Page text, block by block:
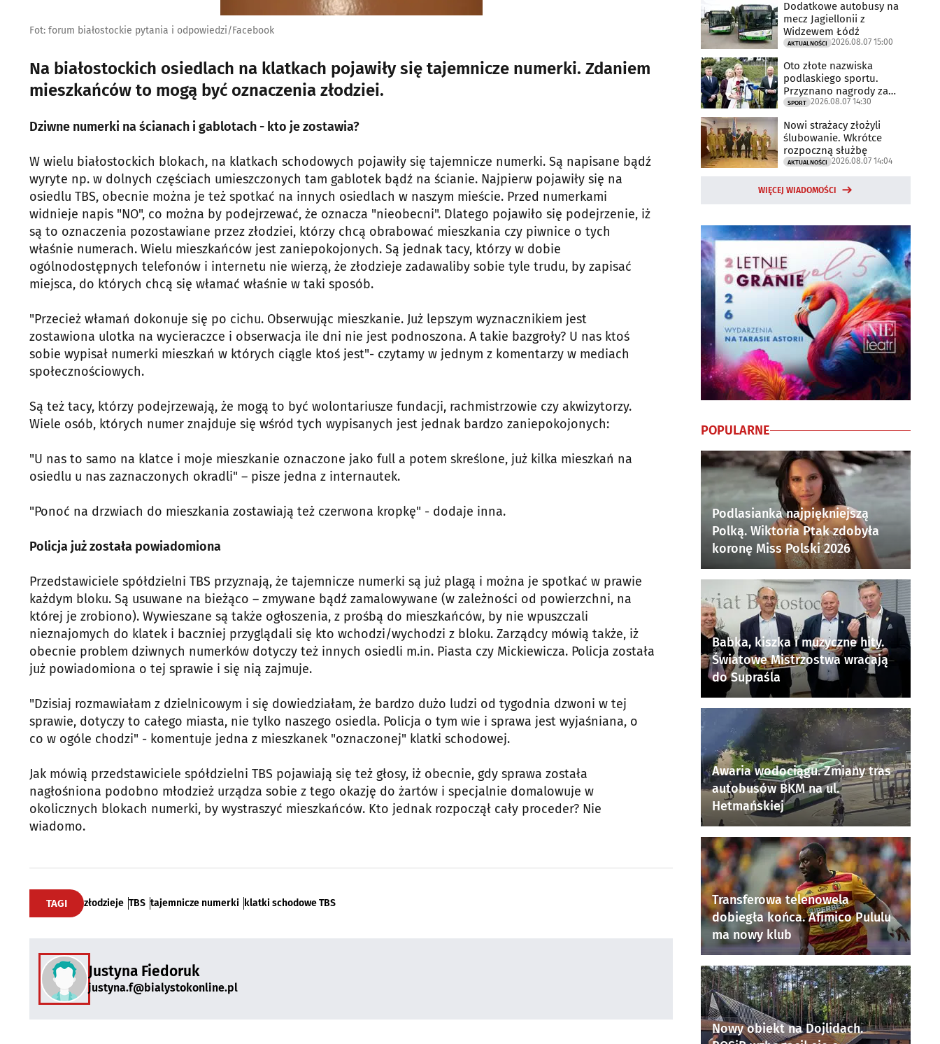
Fot: forum białostockie pytania i odpowiedzi/Facebook
Na białostockich osiedlach na klatkach pojawiły się tajemnicze numerki. Zdaniem
mieszkańców to mogą być oznaczenia złodziei.
Dziwne numerki na ścianach i gablotach - kto je zostawia?
W wielu białostockich blokach, na klatkach schodowych pojawiły się tajemnicze numerki. Są napisane bądź
wyryte np. w dolnych częściach umieszczonych tam gablotek bądź na ścianie. Najpierw pojawiły się na
osiedlu TBS, obecnie można je też spotkać na innych osiedlach w naszym mieście. Przed numerkami
widnieje napis "NO", co można by podejrzewać, że oznacza "nieobecni". Dlatego pojawiło się podejrzenie, iż
są to oznaczenia pozostawiane przez złodziei, którzy chcą obrabować mieszkania czy piwnice o tych
właśnie numerach. Wielu mieszkańców jest zaniepokojonych. Są jednak tacy, którzy w dobie
ogólnodostępnych telefonów i internetu nie wierzą, że złodzieje zadawaliby sobie tyle trudu, by zapisać
miejsca, do których chcą się włamać właśnie w taki sposób.
"Przecież włamań dokonuje się po cichu. Obserwując mieszkanie. Już lepszym wyznacznikiem jest
zostawiona ulotka na wycieraczce i obserwacja ile dni nie jest podnoszona. A takie bazgroły? U nas ktoś
sobie wypisał numerki mieszkań w których ciągle ktoś jest"- czytamy w jednym z komentarzy w mediach
społecznościowych.
Są też tacy, którzy podejrzewają, że mogą to być wolontariusze fundacji, rachmistrzowie czy akwizytorzy.
Wiele osób, których numer znajduje się wśród tych wypisanych jest jednak bardzo zaniepokojonych:
"U nas to samo na klatce i moje mieszkanie oznaczone jako full a potem skreślone, już kilka mieszkań na
osiedlu u nas zaznaczonych okradli" – pisze jedna z internautek.
"Ponoć na drzwiach do mieszkania zostawiają też czerwona kropkę" - dodaje inna.
Policja już została powiadomiona
Przedstawiciele spółdzielni TBS przyznają, że tajemnicze numerki są już plagą i można je spotkać w prawie
każdym bloku. Są usuwane na bieżąco – zmywane bądź zamalowywane (w zależności od powierzchni, na
której je zrobiono). Wywieszane są także ogłoszenia, z prośbą do mieszkańców, by nie wpuszczali
nieznajomych do klatek i baczniej przyglądali się kto wchodzi/wychodzi z bloku. Zarządcy mówią także, iż
obecnie problem dziwnych numerków dotyczy też innych osiedli m.in. Piasta czy Mickiewicza. Policja została
już powiadomiona o tej sprawie i się nią zajmuje.
"Dzisiaj rozmawiałam z dzielnicowym i się dowiedziałam, że bardzo dużo ludzi od tygodnia dzwoni w tej
sprawie, dotyczy to całego miasta, nie tylko naszego osiedla. Policja o tym wie i sprawa jest wyjaśniana, o
co w ogóle chodzi" - komentuje jedna z mieszkanek "oznaczonej" klatki schodowej.
Jak mówią przedstawiciele spółdzielni TBS pojawiają się też głosy, iż obecnie, gdy sprawa została
nagłośniona podobno młodzież urządza sobie z tego okazję do żartów i specjalnie domalowuje w
okolicznych blokach numerki, by wystraszyć mieszkańców. Kto jednak rozpoczął cały proceder? Nie
wiadomo.
TAGI złodzieje TBS tajemnicze numerki klatki schodowe TBS
Justyna Fiedoruk
justyna.f@bialystokonline.pl
Dodatkowe autobusy na
mecz Jagiellonii z
Widzewem Łódź
AKTUALNOŚCI 2026.08.07 15:00
Oto złote nazwiska
podlaskiego sportu.
Przyznano nagrody za
2025 rok
SPORT 2026.08.07 14:30
Nowi strażacy złożyli
ślubowanie. Wkrótce
rozpoczną służbę
AKTUALNOŚCI 2026.08.07 14:04
WIĘCEJ WIADOMOŚCI
POPULARNE
Podlasianka najpiękniejszą
Polką. Wiktoria Ptak zdobyła
koronę Miss Polski 2026
Babka, kiszka i muzyczne hity.
Światowe Mistrzostwa wracają
do Supraśla
Awaria wodociągu. Zmiany tras
autobusów BKM na ul.
Hetmańskiej
Transferowa telenowela
dobiegła końca. Afimico Pululu
ma nowy klub
Nowy obiekt na Dojlidach.